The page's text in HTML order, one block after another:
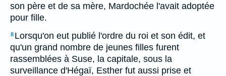
son père et de sa mère, Mardochée l'avait adoptée
pour fille.
8 Lorsqu'on eut publié l'ordre du roi et son édit, et
qu'un grand nombre de jeunes filles furent
rassemblées à Suse, la capitale, sous la
surveillance d'Hégaï, Esther fut aussi prise et